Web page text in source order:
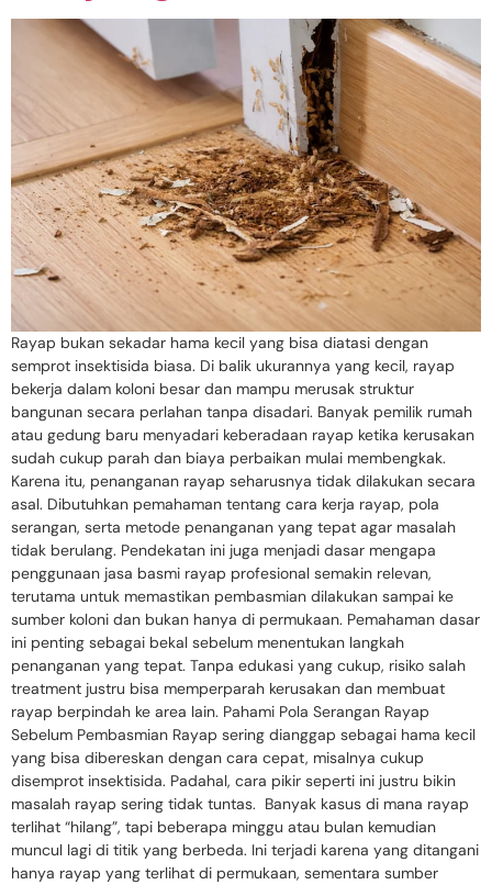
Rayap bukan sekadar hama kecil yang bisa diatasi dengan
semprot insektisida biasa. Di balik ukurannya yang kecil, rayap
bekerja dalam koloni besar dan mampu merusak struktur
bangunan secara perlahan tanpa disadari. Banyak pemilik rumah
atau gedung baru menyadari keberadaan rayap ketika kerusakan
sudah cukup parah dan biaya perbaikan mulai membengkak.
Karena itu, penanganan rayap seharusnya tidak dilakukan secara
asal. Dibutuhkan pemahaman tentang cara kerja rayap, pola
serangan, serta metode penanganan yang tepat agar masalah
tidak berulang. Pendekatan ini juga menjadi dasar mengapa
penggunaan jasa basmi rayap profesional semakin relevan,
terutama untuk memastikan pembasmian dilakukan sampai ke
sumber koloni dan bukan hanya di permukaan. Pemahaman dasar
ini penting sebagai bekal sebelum menentukan langkah
penanganan yang tepat. Tanpa edukasi yang cukup, risiko salah
treatment justru bisa memperparah kerusakan dan membuat
rayap berpindah ke area lain. Pahami Pola Serangan Rayap
Sebelum Pembasmian Rayap sering dianggap sebagai hama kecil
yang bisa dibereskan dengan cara cepat, misalnya cukup
disemprot insektisida. Padahal, cara pikir seperti ini justru bikin
masalah rayap sering tidak tuntas. Banyak kasus di mana rayap
terlihat “hilang”, tapi beberapa minggu atau bulan kemudian
muncul lagi di titik yang berbeda. Ini terjadi karena yang ditangani
hanya rayap yang terlihat di permukaan, sementara sumber